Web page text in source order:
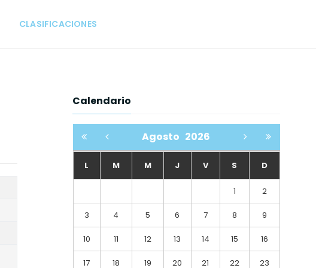
CLASIFICACIONES
Calendario
Agosto 2026
L M M J V S D
1 2
3 4 5 6 7 8 9
10 11 12 13 14 15 16
17 18 19 20 21 22 23